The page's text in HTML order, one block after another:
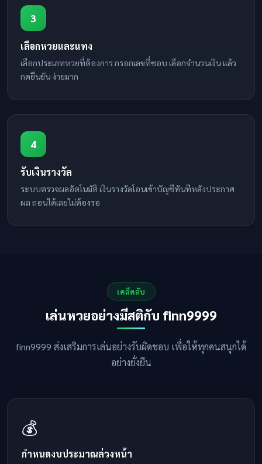
3
เลือกหวยและแทง
เลือกประเภทหวยที่ต้องการ กรอกเลขที่ชอบ เลือกจำนวนเงิน แล้ว
กดยืนยัน ง่ายมาก
4
รับเงินรางวัล
ระบบตรวจผลอัตโนมัติ เงินรางวัลโอนเข้าบัญชีทันทีหลังประกาศ
ผล ถอนได้เลยไม่ต้องรอ
เคล็ดลับ
เล่นหวยอย่างมีสติกับ finn9999
finn9999 ส่งเสริมการเล่นอย่างรับผิดชอบ เพื่อให้ทุกคนสนุกได้
อย่างยั่งยืน
💰
กำหนดงบประมาณล่วงหน้า